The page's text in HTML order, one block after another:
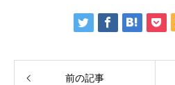
前の記事